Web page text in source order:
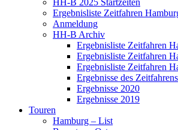
HH-B 2025 Startzeiten
Ergebnisliste Zeitfahren
Anmeldung
HH-B Archiv
Ergebnisliste Zeitfahren
Ergebnisliste Zeitfahren
Ergebnisliste Zeitfahren
Ergebnisse des
Ergebnisse 2020
Ergebnisse 2019
Touren
Hamburg – List